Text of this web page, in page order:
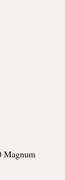
Magnum